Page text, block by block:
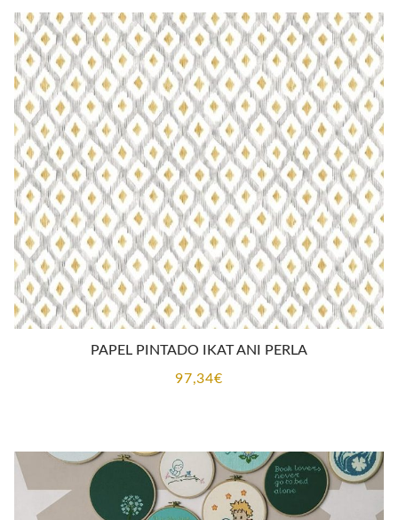
PAPEL PINTADO IKAT ANI PERLA
97,34€